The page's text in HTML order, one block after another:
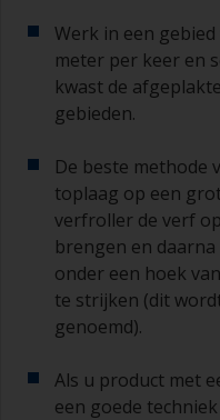
deze intervaltijd
of een nieuwe
zorgen dat u de
overschrijdt.
lopers of zakkers
blijken te
worden met
Begin met
dit steeds
met korrelgrofte
schuurpapier
u te veel product
liggen.
Werk in een
meter per keer en
kwast de
gebieden.
De beste methode
toplaag op een
verfroller de verf
brengen en
onder een hoek
te strijken (dit
genoemd).
Als u product met
een goede